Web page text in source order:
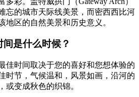
忘的城市天际线美景，而密西西比河
地区的自然美景和历史意义。
是什么时候？
佳时间取决于您的喜好和您想体验的
时节，气候温和，风景如画，沿河的
或变成秋色的织锦。